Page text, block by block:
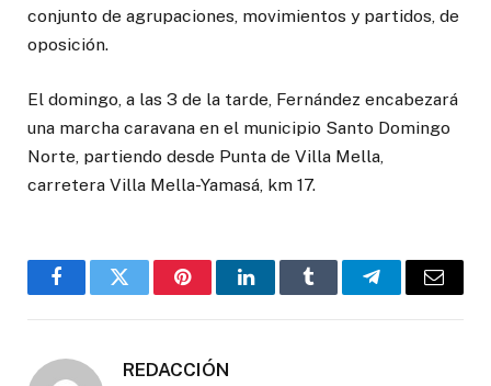
conjunto de agrupaciones, movimientos y partidos, de
oposición.
El domingo, a las 3 de la tarde, Fernández encabezará
una marcha caravana en el municipio Santo Domingo
Norte, partiendo desde Punta de Villa Mella,
carretera Villa Mella-Yamasá, km 17.
FacebookTwitter PinterestLinkedInTumblr TelegramaCorreo
REDACCIÓN